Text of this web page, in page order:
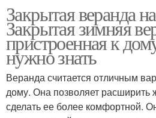
Закрытая веранда
Закрытая зимняя
пристроенная к
нужно знать
Веранда считается отличным
дому. Она позволяет
сделать ее более комфортной.